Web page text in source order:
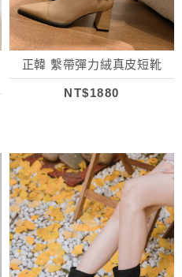
正韓 繫帶彈力絨真皮短靴
NT$1880